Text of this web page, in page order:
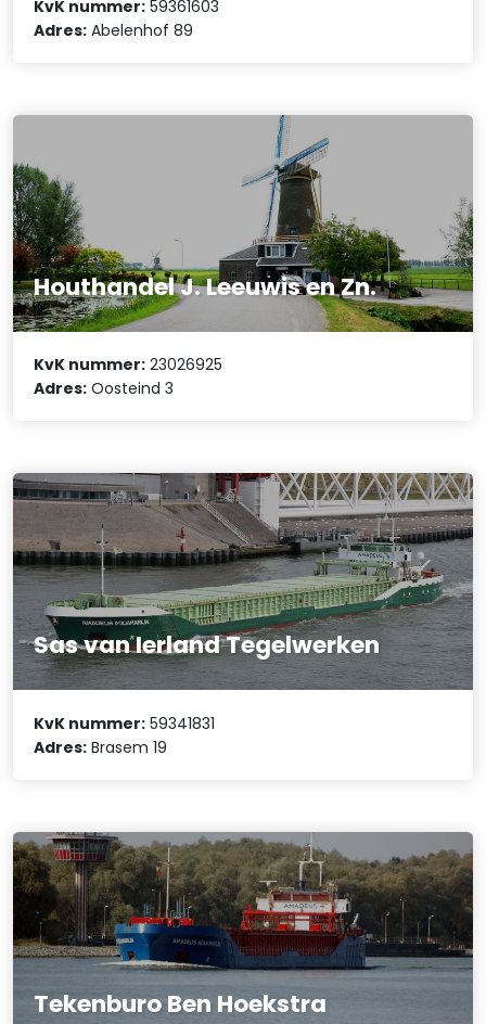
KvK nummer: 59361603
Adres: Abelenhof 89
Houthandel J. Leeuwis en Zn.
KvK nummer: 23026925
Adres: Oosteind 3
Sas van Ierland Tegelwerken
KvK nummer: 59341831
Adres: Brasem 19
Tekenburo Ben Hoekstra